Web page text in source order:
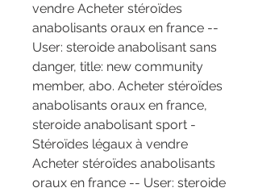
vendre Acheter stéroïdes
anabolisants oraux en france --
User: steroide anabolisant sans
danger, title: new community
member, abo. Acheter stéroïdes
anabolisants oraux en france,
steroide anabolisant sport -
Stéroïdes légaux à vendre
Acheter stéroïdes anabolisants
oraux en france -- User: steroide